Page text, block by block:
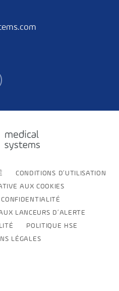
CONDITIONS D’UTILISATION
AUX COOKIES
LANCEURS D’ALERTE
POLITIQUE HSE
LÉGALES